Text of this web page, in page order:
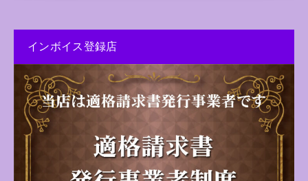
インボイス登録店